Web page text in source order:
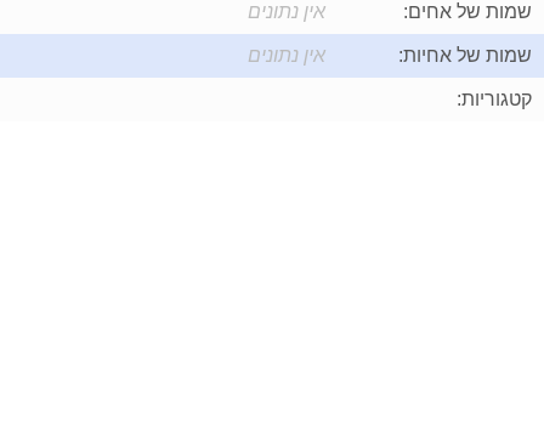
שמות של אחים: אין נתונים
שמות של אחיות: אין נתונים
קטגוריות: